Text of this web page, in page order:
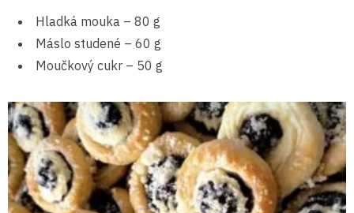
Hladká mouka – 80 g
Máslo studené – 60 g
Moučkový cukr – 50 g